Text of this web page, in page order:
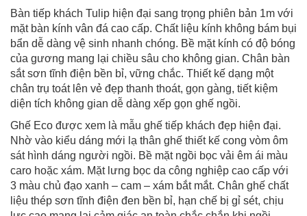
Bàn tiếp khách Tulip hiện đại sang trọng phiên bản 1m với
mặt bàn kính vân đá cao cấp. Chất liệu kính không bám bụi
bẩn dễ dàng vệ sinh nhanh chóng. Bề mặt kính có độ bóng
của gương mang lại chiều sâu cho không gian. Chân bàn
sắt sơn tĩnh điện bền bỉ, vững chắc. Thiết kế dạng một
chân trụ toát lên vẻ đẹp thanh thoát, gọn gàng, tiết kiệm
diện tích không gian dễ dàng xếp gọn ghế ngồi.
Ghế Eco được xem là mẫu ghế tiếp khách đẹp hiện đại.
Nhờ vào kiểu dáng mới lạ thân ghế thiết kế cong vòm ôm
sát hình dáng người ngồi. Bề mặt ngồi bọc vải êm ái màu
caro hoặc xám. Mặt lưng bọc da công nghiệp cao cấp với
3 màu chủ đạo xanh – cam – xám bắt mắt. Chân ghế chất
liệu thép sơn tĩnh điện đen bền bỉ, hạn chế bị gỉ sét, chịu